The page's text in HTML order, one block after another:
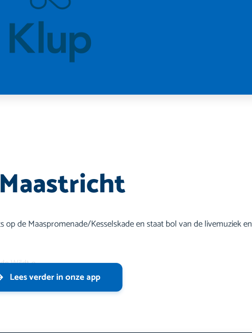
de Maaspromenade/Kesselskade en staat bol van de livemuziek en
Wildt o
Lees verder in onze app